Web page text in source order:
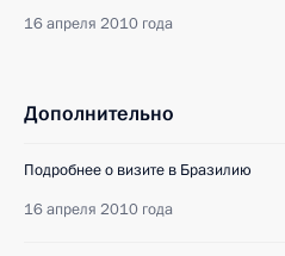
16 апреля 2010 года
Дополнительно
Подробнее о визите в Бразилию
16 апреля 2010 года